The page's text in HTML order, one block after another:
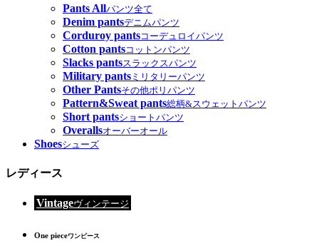
Pants Allパンツ全て
Denim pantsデニムパンツ
Corduroy pantsコーデュロイパンツ
Cotton pantsコットンパンツ
Slacks pantsスラックスパンツ
Military pants ミリタリーパンツ
Other Pantsその他ポリパンツ
Pattern&Sweat pants総柄&スウェットパンツ
Short pantsショートパンツ
Overallsオーバーオール
Shoesシューズ
レディース
Vintageヴィンテージ
One pieceワンピース